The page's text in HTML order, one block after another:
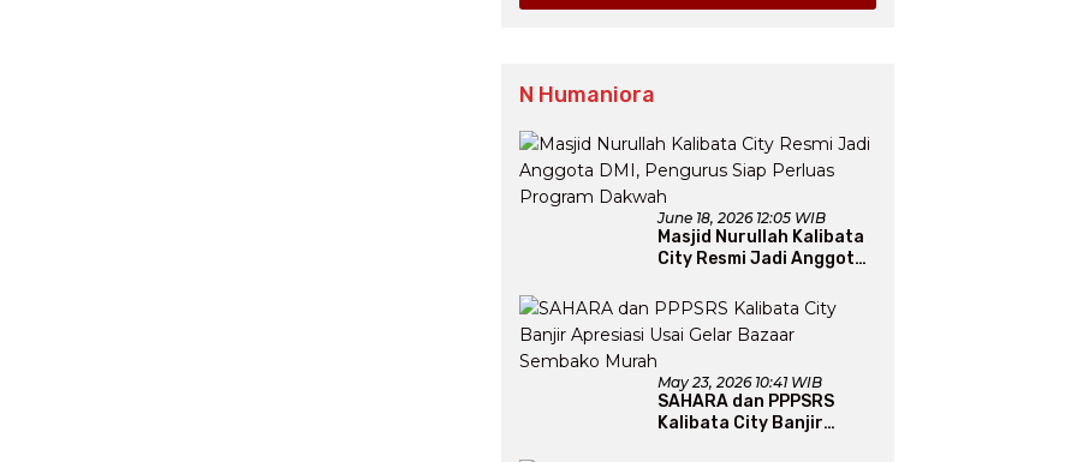
N Humaniora
June 18, 2026 12:05 WIB
Masjid Nurullah Kalibata
City Resmi Jadi Anggota
Perluas Program Dakwah
May 23, 2026 10:41 WIB
SAHARA dan PPPSRS
Kalibata City Banjir